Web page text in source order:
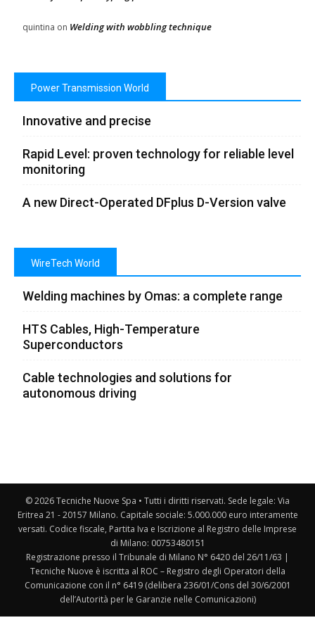
quintina on Welding with wobbling technique
Power Transmission World
Innovative and precise
Rapid Level: proven technology for reliable level
monitoring
A new Direct-Operated DFplus D-Version valve
WireTech World
Welding machines by Omas: a complete range
HTS Cables, High-Temperature
Superconductors
Cable technologies and solutions for
autonomous driving
© 2026 Tecniche Nuove Spa • Tutti i diritti riservati. Sede legale: Via
Eritrea 21 - 20157 Milano. Capitale sociale: 5.000.000 euro interamente
versati. Codice fiscale, Partita Iva e Iscrizione al Registro delle Imprese
di Milano: 00753480151
Registrazione presso il Tribunale di Milano N° 6420 del 26/11/63 |
Tecniche Nuove è iscritta al ROC – Registro degli Operatori della
Comunicazione con il n° 6419 (delibera 236/01/Cons del 30/6/2001
dell’Autorità per le Garanzie nelle Comunicazioni)